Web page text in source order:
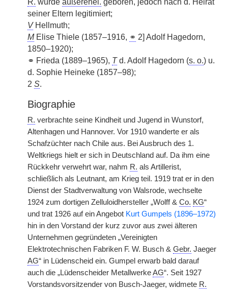
R. wurde außerehel. geboren, jedoch nach d. Heirat
seiner Eltern legitimiert;
VHellmuth;
MElise Thiele (1857–1916, ⚭ 2] Adolf Hagedorn,
1850–1920);
⚭ Frieda (1889–1965), Td. Adolf Hagedorn (s. o.) u.
d. Sophie Heineke (1857–98);
2 S.
Biographie
R. verbrachte seine Kindheit und Jugend in Wunstorf,
Altenhagen und Hannover. Vor 1910 wanderte er als
Schafzüchter nach Chile aus. Bei Ausbruch des 1.
Weltkriegs hielt er sich in Deutschland auf. Da ihm eine
Rückkehr verwehrt war, nahm R. als Artillerist,
schließlich als Leutnant, am Krieg teil. 1919 trat er in den
Dienst der Stadtverwaltung von Walsrode, wechselte
1924 zum dortigen Zelluloidhersteller „Wolff & Co. KG“
und trat 1926 auf ein Angebot Kurt Gumpels (1896–1972)
hin in den Vorstand der kurz zuvor aus zwei älteren
Unternehmen gegründeten „Vereinigten
Elektrotechnischen Fabriken F. W. Busch & Gebr. Jaeger
AG“ in Lüdenscheid ein. Gumpel erwarb bald darauf
auch die „Lüdenscheider MetallwerkeAG“. Seit 1927
Vorstandsvorsitzender von Busch-Jaeger, widmete R.